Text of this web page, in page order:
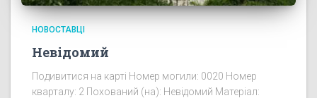
НОВОСТАВЦІ
Невідомий
Подивитися на карті Номер могили: 0020 Номер
кварталу: 2 Похований (на): Невідомий Матеріал: